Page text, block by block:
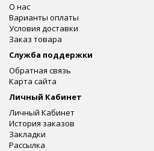
О нас
Варианты оплаты
Условия доставки
Заказ товара
Служба поддержки
Обратная связь
Карта сайта
Личный Кабинет
Личный Кабинет
История заказов
Закладки
Рассылка